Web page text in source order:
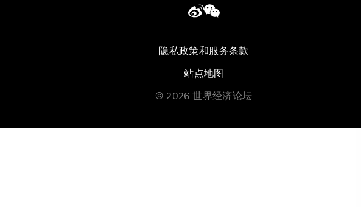
隐私政策和服务条款
站点地图
© 2026 世界经济论坛